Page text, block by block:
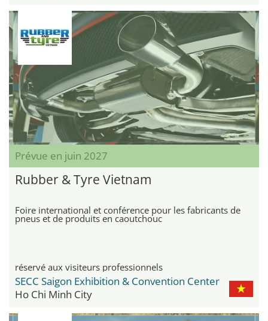
Prévue en juin 2027
Rubber & Tyre Vietnam
Foire international et conférence pour les fabricants de
pneus et de produits en caoutchouc
réservé aux visiteurs professionnels
SECC Saigon Exhibition & Convention Center
Ho Chi Minh City